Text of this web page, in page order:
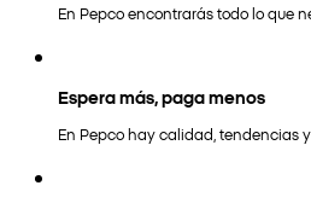
En Pepco encontrarás todo lo que
Espera más, paga menos
En Pepco hay calidad, tendencias